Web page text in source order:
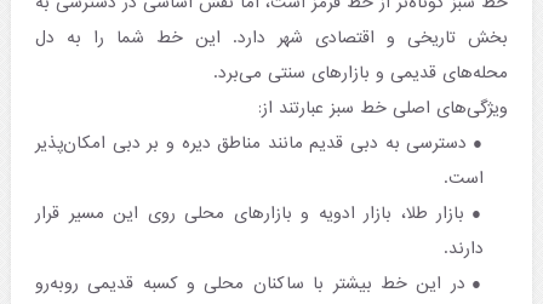
بخش تاریخی و اقتصادی شهر دارد. این خط شما را به دل
محله‌های قدیمی و بازارهای سنتی می‌برد.
ویژگی‌های اصلی خط سبز عبارتند از:
دسترسی به دبی قدیم مانند مناطق دیره و بر دبی امکان‌پذیر
است.
بازار طلا، بازار ادویه و بازارهای محلی روی این مسیر قرار
دارند.
در این خط بیشتر با ساکنان محلی و کسبه قدیمی روبه‌رو